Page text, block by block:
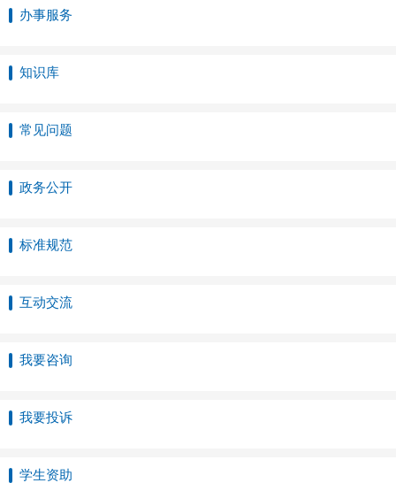
办事服务
知识库
常见问题
政务公开
标准规范
互动交流
我要咨询
我要投诉
学生资助